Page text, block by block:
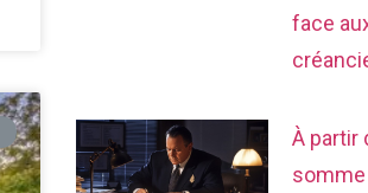
face
À partir
somme